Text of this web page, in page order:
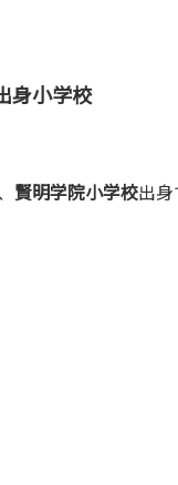
身小学校
賢明学院小学校出身